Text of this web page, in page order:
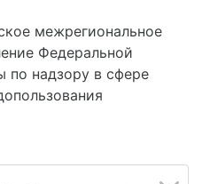
межрегиональное
Федеральной
по надзору в сфере